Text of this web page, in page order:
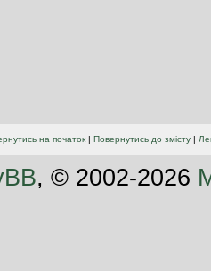
на початок| Повернутись до змісту|
, © 2002-2026